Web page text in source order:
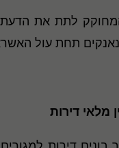
תחת עול
מלאי דירות